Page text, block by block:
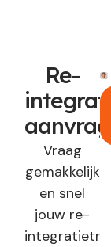
Re-
integratie
Vraag
gemakkelijk
en snel
jouw re-